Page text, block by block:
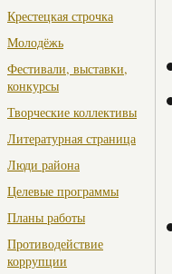
Крестецкая строчка
Молодёжь
Фестивали, выставки,
конкурсы
Творческие коллективы
Литературная страница
Люди района
Целевые программы
Планы работы
Противодействие
коррупции